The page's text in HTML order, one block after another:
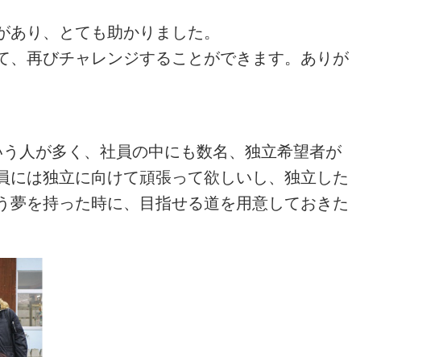
り、とても助かりました。
、再びチャレンジすることができます。ありが
人が多く、社員の中にも数名、独立希望者が
は独立に向けて頑張って欲しいし、独立した
を持った時に、目指せる道を用意しておきた